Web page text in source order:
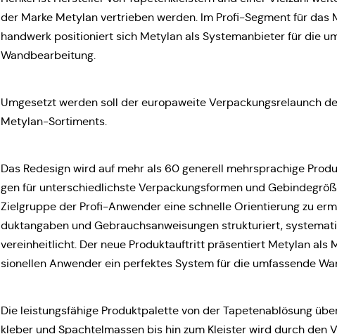
der Marke Metylan ver­trie­ben werden. Im Profi-Segment für
hand­werk posi­tio­niert sich Metylan als Sys­tem­an­bie­ter für die
Wandbearbeitung.
Umge­setzt werden soll der euro­pa­wei­te Ver­pa­ckungs­re­launch
Metylan-Sortiments.
Das Rede­sign wird auf mehr als 60 gene­rell mehr­spra­chi­ge
gen für unter­schied­lichs­te Ver­pa­ckungs­for­men und
Ziel­grup­pe der Profi-Anwen­der eine schnel­le Ori­en­tie­rung zu
dukt­an­ga­ben und Gebrauchs­an­wei­sun­gen struk­tu­riert,
ver­ein­heit­licht. Der neue Pro­dukt­auf­tritt prä­sen­tiert Metylan als
sio­nel­len Anwen­der ein per­fek­tes System für die umfas­sen­de
Die leis­tungs­fä­hi­ge Pro­dukt­pa­let­te von der Tape­ten­ab­lö­sung
kle­ber und Spach­tel­mas­sen bis hin zum Kleis­ter wird durch den